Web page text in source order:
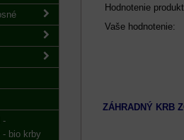
Hodnotenie
Vaše hodnotenie:
ZÁHRADNÝ KRB
-
- bio krby